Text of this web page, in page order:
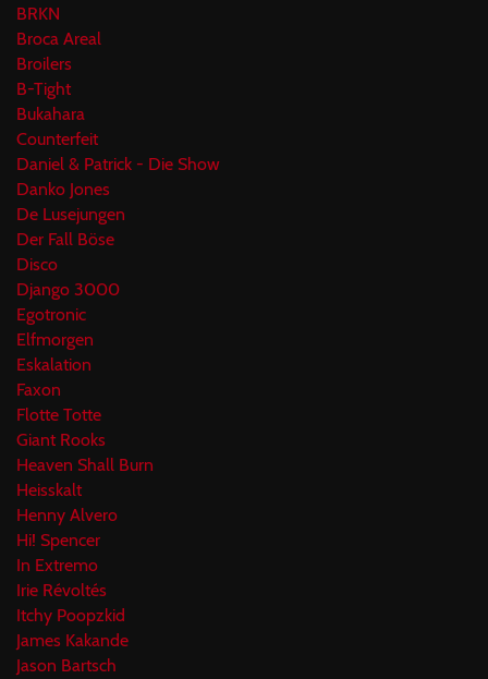
BRKN
Broca Areal
Broilers
B-Tight
Bukahara
Counterfeit
Daniel & Patrick - Die Show
Danko Jones
De Lusejungen
Der Fall Böse
Disco
Django 3000
Egotronic
Elfmorgen
Eskalation
Faxon
Flotte Totte
Giant Rooks
Heaven Shall Burn
Heisskalt
Henny Alvero
Hi! Spencer
In Extremo
Irie Révoltés
Itchy Poopzkid
James Kakande
Jason Bartsch